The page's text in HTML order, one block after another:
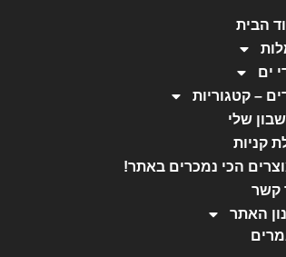
הבית
ים
– קטגוריות
שלי
קניות
הכי נמכרים באתר!
קשר
האתר